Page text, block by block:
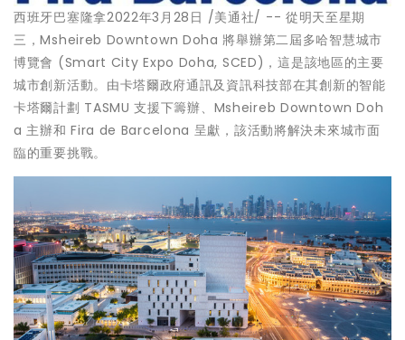
西班牙巴塞隆拿2022年3月28日 /美通社/ -- 從明天至星期
三，Msheireb Downtown Doha 將舉辦第二屆多哈智慧城市
博覽會 (Smart City Expo Doha, SCED)，這是該地區的主要
城市創新活動。由卡塔爾政府通訊及資訊科技部在其創新的智能
卡塔爾計劃 TASMU 支援下籌辦、Msheireb Downtown Doh
a 主辦和 Fira de Barcelona 呈獻，該活動將解決未來城市面
臨的重要挑戰。